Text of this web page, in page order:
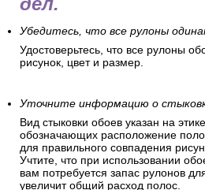
Убедитесь, что все рулоны
Удостоверьтесь, что все рулоны
рисунок, цвет и размер.
Уточните информацию о
Вид стыковки обоев указан на
обозначающих расположение
для правильного совпадения
Учтите, что при использовании
вам потребуется запас рулонов
увеличит общий расход полос.